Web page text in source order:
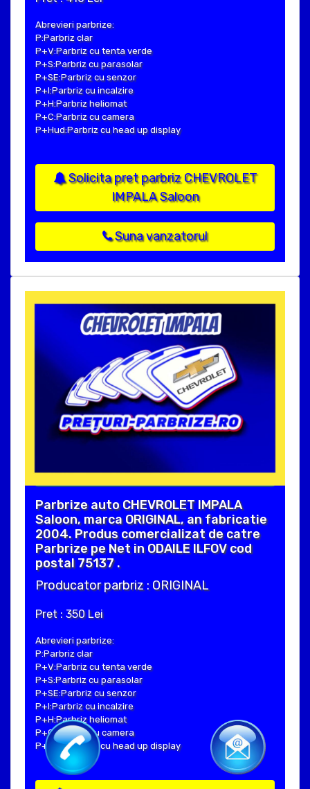
Abrevieri parbrize:
P:Parbriz clar
P+V:Parbriz cu tenta verde
P+S:Parbriz cu parasolar
P+SE:Parbriz cu senzor
P+I:Parbriz cu incalzire
P+H:Parbriz heliomat
P+C:Parbriz cu camera
P+Hud:Parbriz cu head up display
Solicita pret parbriz CHEVROLET
IMPALA Saloon
Suna vanzatorul
Parbrize auto CHEVROLET IMPALA
Saloon, marca ORIGINAL, an fabricatie
2004. Produs comercializat de catre
Parbrize pe Net in ODAILE ILFOV cod
postal 75137 .
Producator parbriz : ORIGINAL
Pret : 350 Lei
Abrevieri parbrize:
P:Parbriz clar
P+V:Parbriz cu tenta verde
P+S:Parbriz cu parasolar
P+SE:Parbriz cu senzor
P+I:Parbriz cu incalzire
P+H:Parbriz heliomat
P+C:Parbriz cu camera
P+Hud:Parbriz cu head up display